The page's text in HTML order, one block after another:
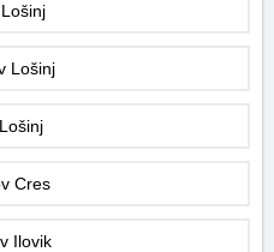
Lošinj
Cres
Ilovik